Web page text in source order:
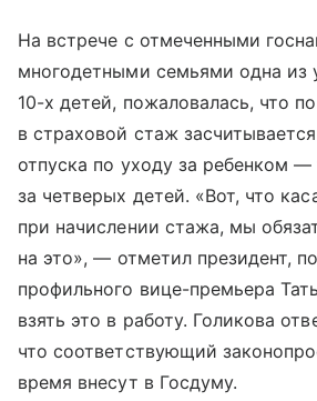
На встрече с отмеченными
многодетными семьями одна из
10-х детей, пожаловалась, что
в страховой стаж
отпуска по уходу за ребенком —
за четверых детей. «Вот, что
при начислении стажа, мы
на это», — отметил президент,
профильного вице-премьера
взять это в работу. Голикова
что соответствующий
время внесут в Госдуму.